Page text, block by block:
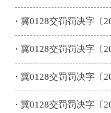
· 冀0128交罚罚决字〔
· 冀0128交罚罚决字〔
· 冀0128交罚罚决字〔
· 冀0128交罚罚决字〔